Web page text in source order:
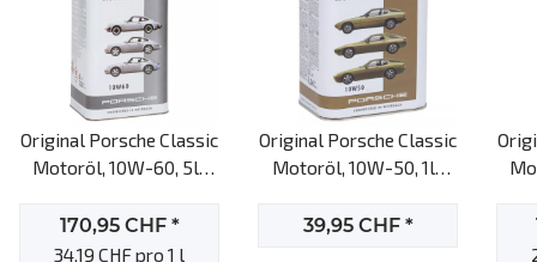
Original Porsche Classic
Motoröl, 10W-60, 5l-
170,95 CHF *
34,19 CHF pro 1 l
Original Porsche Classic
Motoröl, 10W-50, 1l-
39,95 CHF *